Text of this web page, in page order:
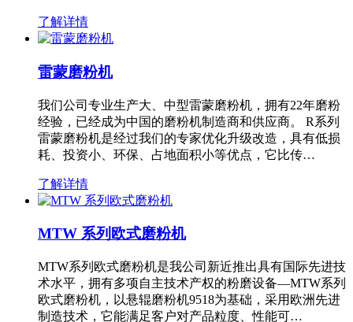
了解详情
雷蒙磨粉机
我们公司专业生产大、中型雷蒙磨粉机，拥有22年磨粉
经验，已经成为中国的磨粉机制造商和供应商。 R系列
雷蒙磨粉机是经过我们的专家优化升级改造，具有低损
耗、投资小、环保、占地面积小等优点，它比传…
了解详情
MTW 系列欧式磨粉机
MTW系列欧式磨粉机是我公司新近推出具有国际先进技
术水平，拥有多项自主技术产权的粉磨设备—MTW系列
欧式磨粉机，以悬辊磨粉机9518为基础，采用欧洲先进
制造技术，它能满足客户对产品粒度、性能可…